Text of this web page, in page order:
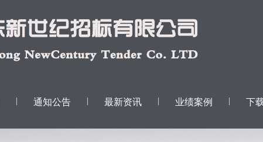
通知公告 最新资讯 业绩案例 下